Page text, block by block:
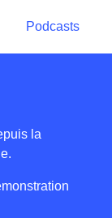
Podcasts
la